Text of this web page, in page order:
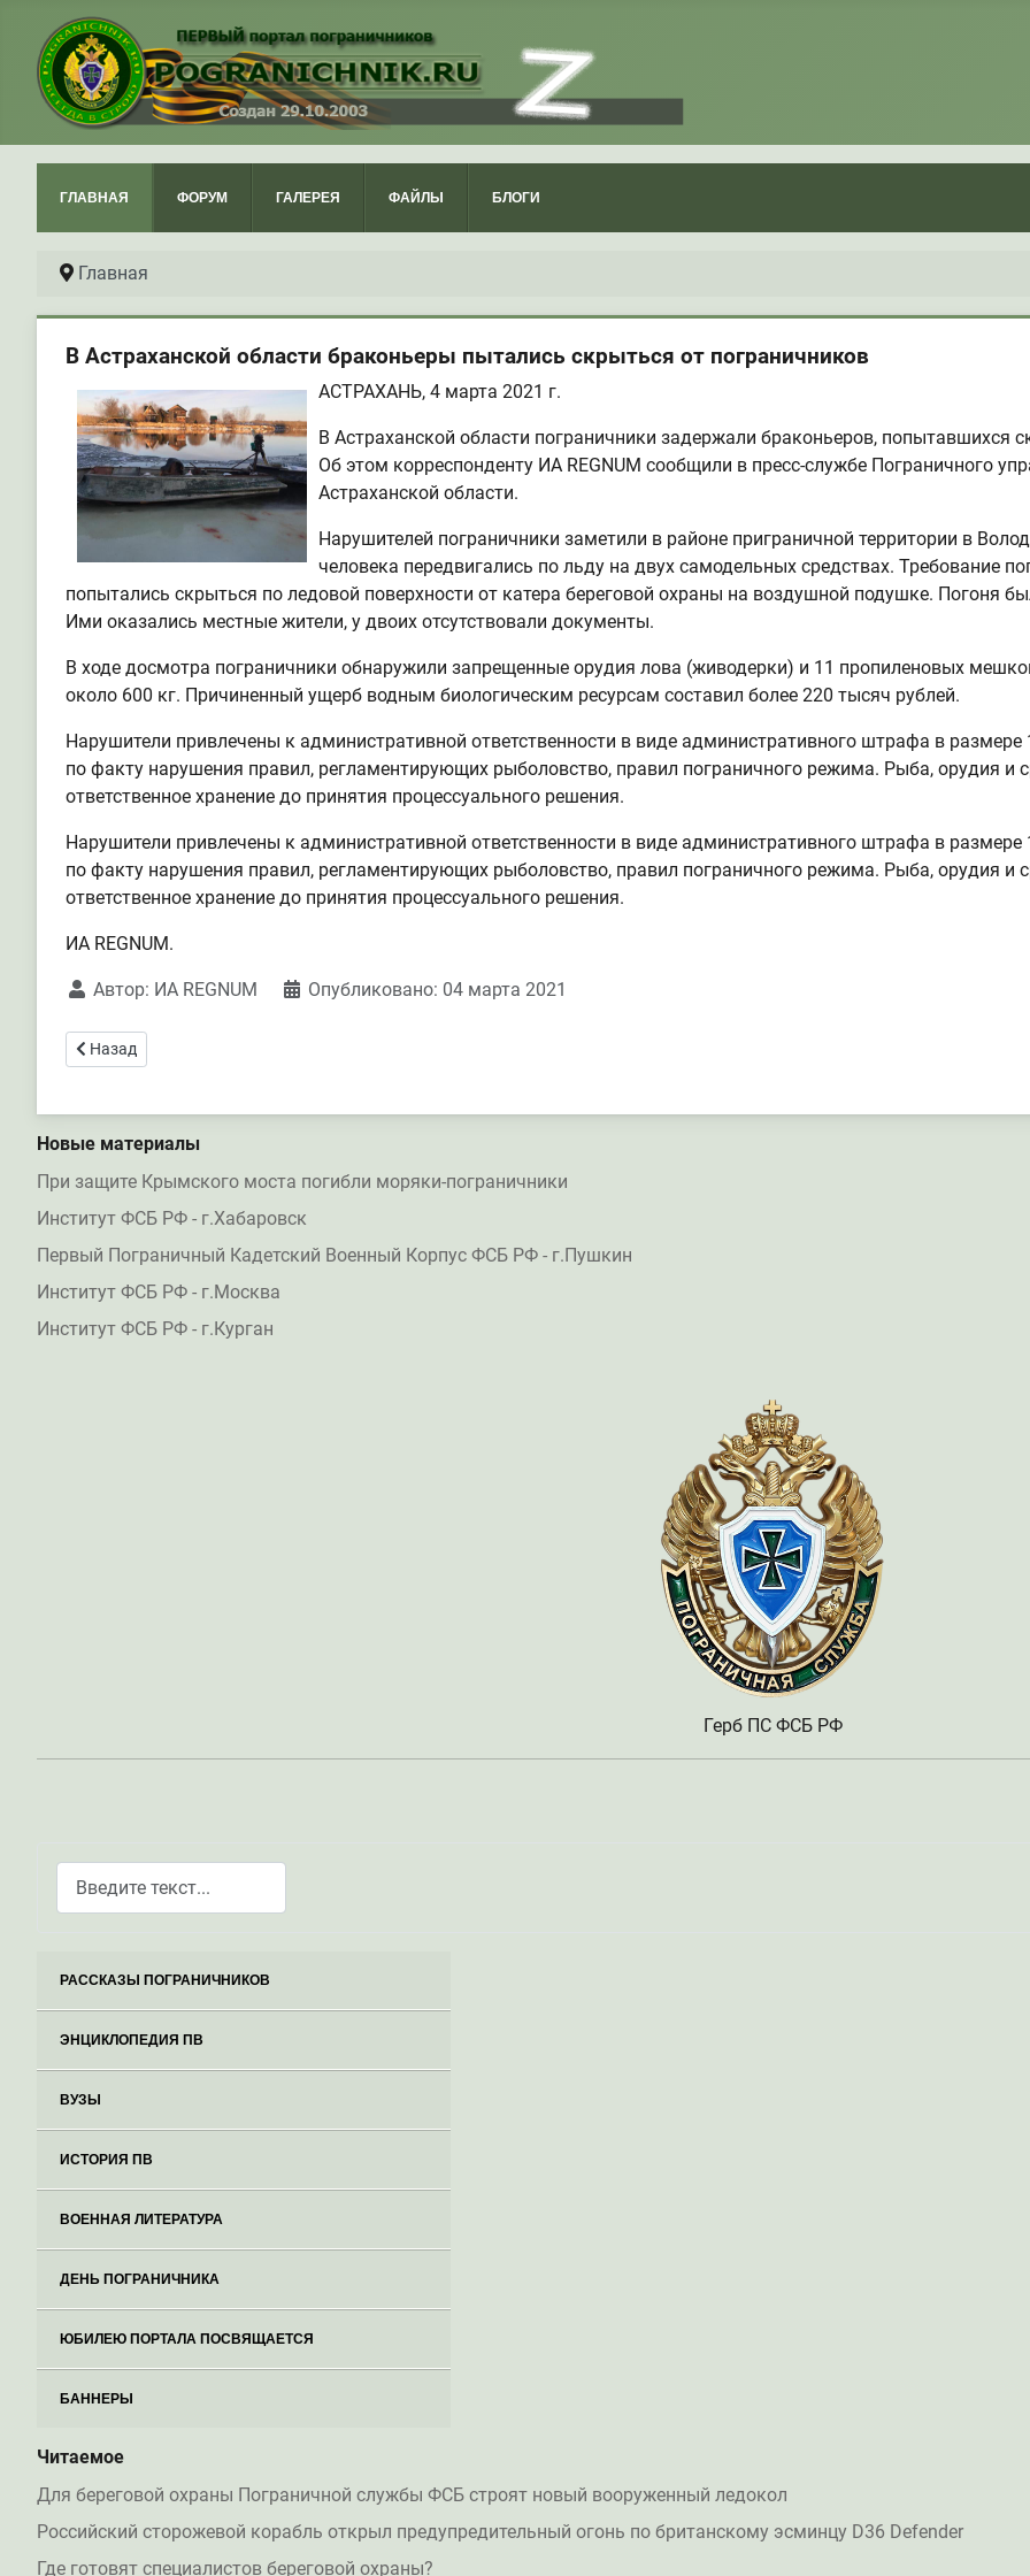
РАССКАЗЫ ПОГРАНИЧНИКОВ
ЭНЦИКЛОПЕДИЯ ПВ
ВУЗЫ
ИСТОРИЯ ПВ
ВОЕННАЯ ЛИТЕРАТУРА
ДЕНЬ ПОГРАНИЧНИКА
ЮБИЛЕЮ ПОРТАЛА ПОСВЯЩАЕТСЯ
БАННЕРЫ
Читаемое
Для береговой охраны Пограничной службы ФСБ строят новый вооруженный ледокол
Российский сторожевой корабль открыл предупредительный огонь по британскому эсминцу D36 Defender
Где готовят специалистов береговой охраны?
ГЛАВНАЯ ФОРУМ ГАЛЕРЕЯ ФАЙЛЫ БЛОГИ
Главная
В Астраханской области браконьеры пытались скрыться от пограничников
АСТРАХАНЬ, 4 марта 2021 г.
В Астраханской области пограничники задержали браконьеров, попытавшихся
Об этом корреспонденту ИА REGNUM сообщили в пресс-службе Пограничного
Астраханской области.
Нарушителей пограничники заметили в районе приграничной территории в
человека передвигались по льду на двух самодельных средствах. Требование
попытались скрыться по ледовой поверхности от катера береговой охраны на воздушной подушке. Погоня
Ими оказались местные жители, у двоих отсутствовали документы.
В ходе досмотра пограничники обнаружили запрещенные орудия лова (живодерки) и 11 пропиленовых
около 600 кг. Причиненный ущерб водным биологическим ресурсам составил более 220 тысяч рублей.
Нарушители привлечены к административной ответственности в виде административного штрафа в
по факту нарушения правил, регламентирующих рыболовство, правил пограничного режима. Рыба, орудия
ответственное хранение до принятия процессуального решения.
Нарушители привлечены к административной ответственности в виде административного штрафа в
по факту нарушения правил, регламентирующих рыболовство, правил пограничного режима. Рыба, орудия
ответственное хранение до принятия процессуального решения.
ИА REGNUM.
Автор: ИА REGNUM Опубликовано: 04 марта 2021
Предыдущий: Пограничники задержали под Астраханью группу браконьеров
Назад
Новые материалы
При защите Крымского моста погибли моряки-пограничники
Институт ФСБ РФ - г.Хабаровск
Первый Пограничный Кадетский Военный Корпус ФСБ РФ - г.Пушкин
Институт ФСБ РФ - г.Москва
Институт ФСБ РФ - г.Курган
Герб ПС ФСБ РФ